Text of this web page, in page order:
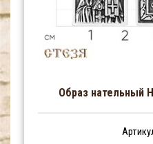
Образ нательный